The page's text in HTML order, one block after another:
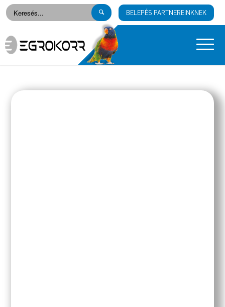
BELEPÉS PARTNEREINKNEK